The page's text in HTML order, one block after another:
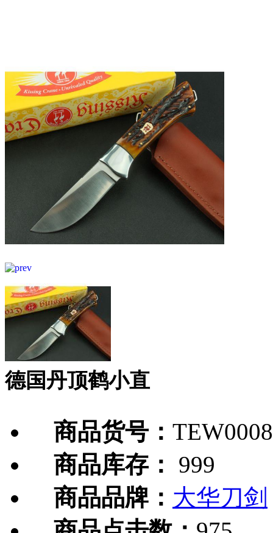
德国丹顶鹤小直
商品货号：
商品库存：
999
商品品牌： 大华刀剑